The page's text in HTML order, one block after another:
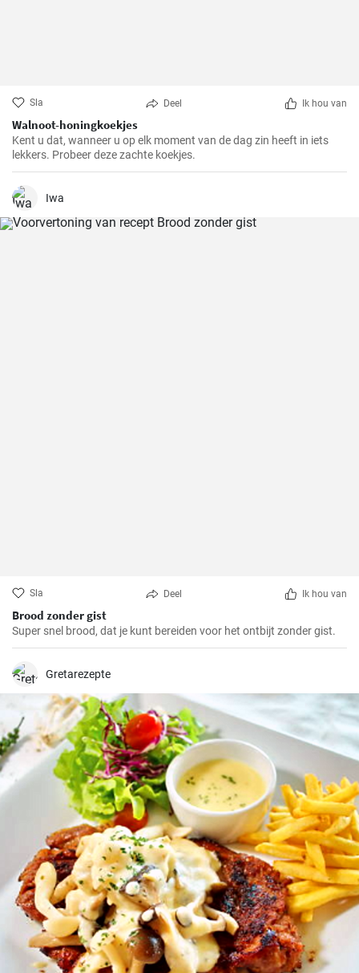
Sla Deel Ik hou van
Walnoot-honingkoekjes
Kent u dat, wanneer u op elk moment van de dag zin heeft in iets
lekkers. Probeer deze zachte koekjes.
Iwa
Sla Deel Ik hou van
Brood zonder gist
Super snel brood, dat je kunt bereiden voor het ontbijt zonder gist.
Gretarezepte